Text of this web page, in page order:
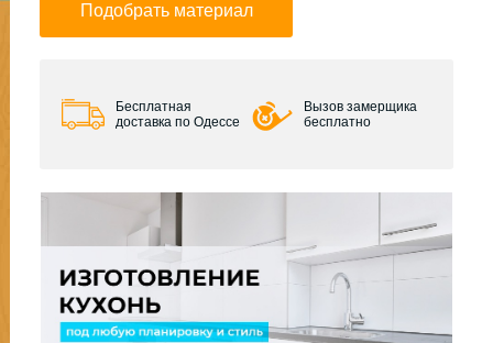
Подобрать материал
Бесплатная
доставка по Одессе
Вызов замерщика
бесплатно